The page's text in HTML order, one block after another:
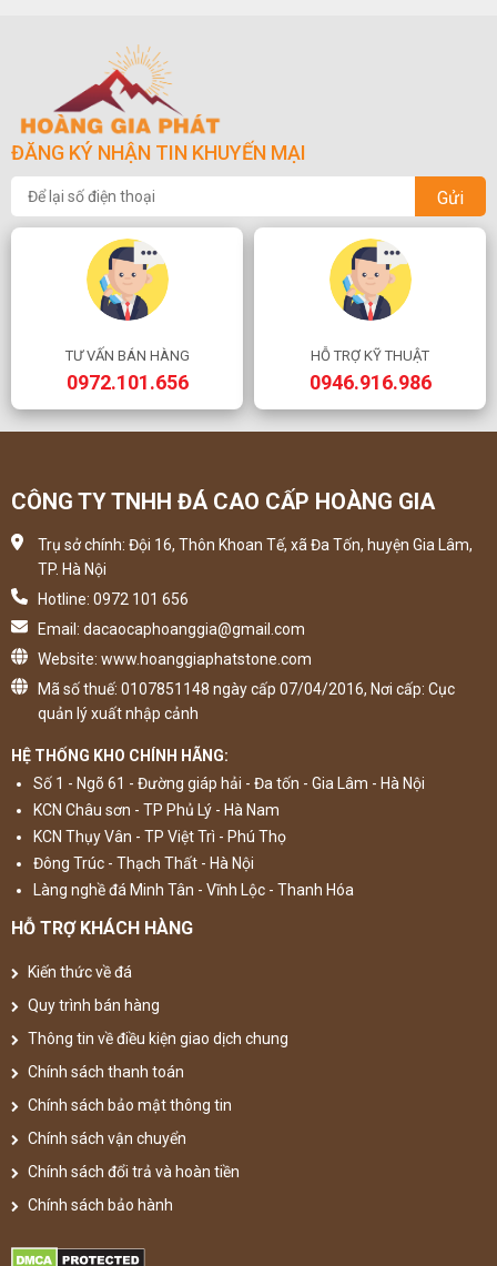
ĐĂNG KÝ NHẬN TIN KHUYẾN MẠI
Gửi
TƯ VẤN BÁN HÀNG
0972.101.656
HỖ TRỢ KỸ THUẬT
0946.916.986
CÔNG TY TNHH ĐÁ CAO CẤP HOÀNG GIA
Trụ sở chính: Đội 16, Thôn Khoan Tế, xã Đa Tốn, huyện Gia Lâm,
TP. Hà Nội
Hotline: 0972 101 656
Email: dacaocaphoanggia@gmail.com
Website: www.hoanggiaphatstone.com
Mã số thuế: 0107851148 ngày cấp 07/04/2016, Nơi cấp: Cục
quản lý xuất nhập cảnh
HỆ THỐNG KHO CHÍNH HÃNG:
Số 1 - Ngõ 61 - Đường giáp hải - Đa tốn - Gia Lâm - Hà Nội
KCN Châu sơn - TP Phủ Lý - Hà Nam
KCN Thụy Vân - TP Việt Trì - Phú Thọ
Đông Trúc - Thạch Thất - Hà Nội
Làng nghề đá Minh Tân - Vĩnh Lộc - Thanh Hóa
HỖ TRỢ KHÁCH HÀNG
Kiến thức về đá
Quy trình bán hàng
Thông tin về điều kiện giao dịch chung
Chính sách thanh toán
Chính sách bảo mật thông tin
Chính sách vận chuyển
Chính sách đổi trả và hoàn tiền
Chính sách bảo hành